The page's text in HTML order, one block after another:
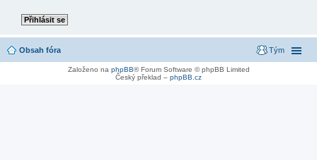
Obsah fóra Tým
Založeno na phpBB® Forum Software © phpBB Limited
Český překlad – phpBB.cz